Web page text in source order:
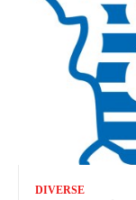
DIVERSE